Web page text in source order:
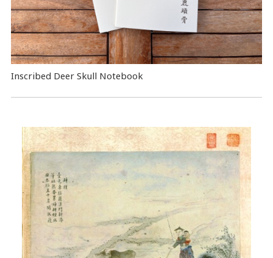
Inscribed Deer Skull Notebook